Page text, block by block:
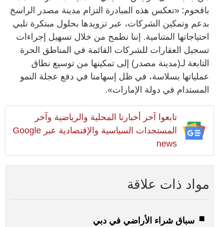
باقحوم: «تعكس هذه المبادرة التزام مدينة مصدر الراسخ
بدعم وتمكين الشركات، عبر تزويدها بحلول مبتكرة تلبي
احتياجاتها المتنامية. إننا نطمح من خلال تسهيل إجراءات
تسجيل العقارات للشركات القائمة في المناطق الحرة
التابعة لـ(مدينة مصدر) إلى تمكينها من توسيع نطاق
عملياتها بسلاسة، في ظل إسهامنا في دفع عجلة النمو
المستدام في دولة الإمارات».
تابعوا آخر أخبارنا المحلية والرياضية وآخر
المستجدات السياسية والإقتصادية عبر Google
news
مواد ذات علاقة
سباق شراء الأراضي في دبي